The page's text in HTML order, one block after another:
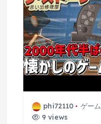
phi72110 ゲーム
9 views